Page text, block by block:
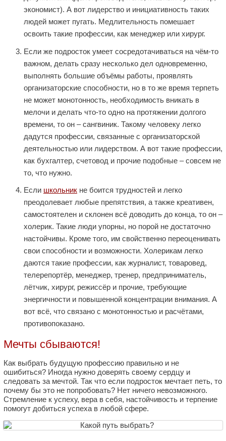
экономист). А вот лидерство и инициативность таких
людей может пугать. Медлительность помешает
освоить такие профессии, как менеджер или хирург.
Если же подросток умеет сосредотачиваться на чём-то
важном, делать сразу несколько дел одновременно,
выполнять большие объёмы работы, проявлять
организаторские способности, но в то же время терпеть
не может монотонность, необходимость вникать в
мелочи и делать что-то одно на протяжении долгого
времени, то он – сангвиник. Такому человеку легко
дадутся профессии, связанные с организаторской
деятельностью или лидерством. А вот такие профессии,
как бухгалтер, счетовод и прочие подобные – совсем не
то, что нужно.
Если школьник не боится трудностей и легко
преодолевает любые препятствия, а также креативен,
самостоятелен и склонен всё доводить до конца, то он –
холерик. Такие люди упорны, но порой не достаточно
настойчивы. Кроме того, им свойственно переоценивать
свои способности и возможности. Холерикам легко
даются такие профессии, как журналист, товаровед,
телерепортёр, менеджер, тренер, предприниматель,
лётчик, хирург, режиссёр и прочие, требующие
энергичности и повышенной концентрации внимания. А
вот всё, что связано с монотонностью и расчётами,
противопоказано.
Мечты сбываются!
Как выбрать будущую профессию правильно и не
ошибиться? Иногда нужно доверять своему сердцу и
следовать за мечтой. Так что если подросток мечтает петь, то
почему бы это не попробовать? Нет ничего невозможного.
Стремление к успеху, вера в себя, настойчивость и терпение
помогут добиться успеха в любой сфере.